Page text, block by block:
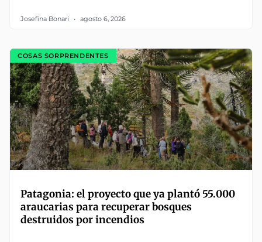
Josefina Bonari agosto 6, 2026
COSAS SORPRENDENTES
Patagonia: el proyecto que ya plantó 55.000
araucarias para recuperar bosques
destruidos por incendios